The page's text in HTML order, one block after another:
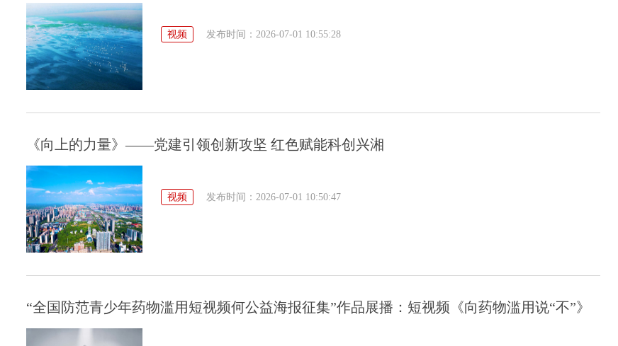
视频 发布时间：2026-07-01 10:55:28
《向上的力量》——党建引领创新攻坚 红色赋能科创兴湘
视频 发布时间：2026-07-01 10:50:47
“全国防范青少年药物滥用短视频何公益海报征集”作品展播：短视频《向药物滥用说“不”》